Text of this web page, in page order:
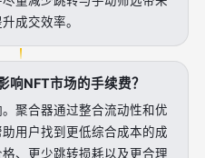
成交效率。
响NFT市场的手续费？
聚合器通过整合流动性和优
用户找到更低综合成本的成
、更少跳转损耗以及更合理